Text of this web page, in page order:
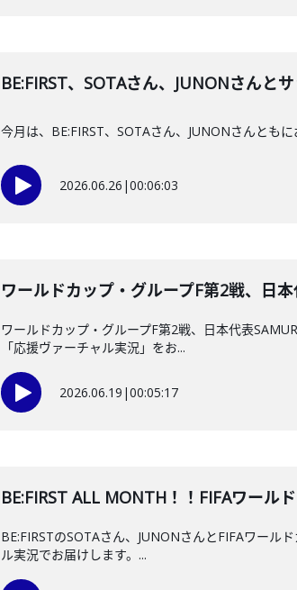
BE:FIRST、SOTAさん、JUNONさんと
今月は、BE:FIRST、SOTAさん、JUNONさんとも
2026.06.26 |00:06:03
ワールドカップ・グループF第2戦、日
ワールドカップ・グループF第2戦、日本代表
「応援ヴァーチャル実況」をお...
2026.06.19 |00:05:17
BE:FIRST ALL MONTH！！FIFAワール
BE:FIRSTのSOTAさん、JUNONさんとFIFAワー
ル実況でお届けします。...